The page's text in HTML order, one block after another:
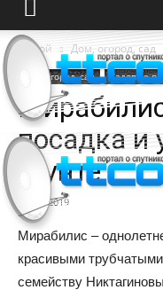
Домой Дом, огород, сад
Дом, огород, сад Садовые
посадка и
грунте
09.07.2019
Мирабилис –
красивыми
семейству